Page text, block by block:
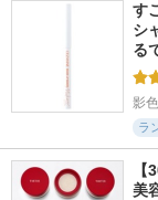
す
シ
る
影
ラ
美